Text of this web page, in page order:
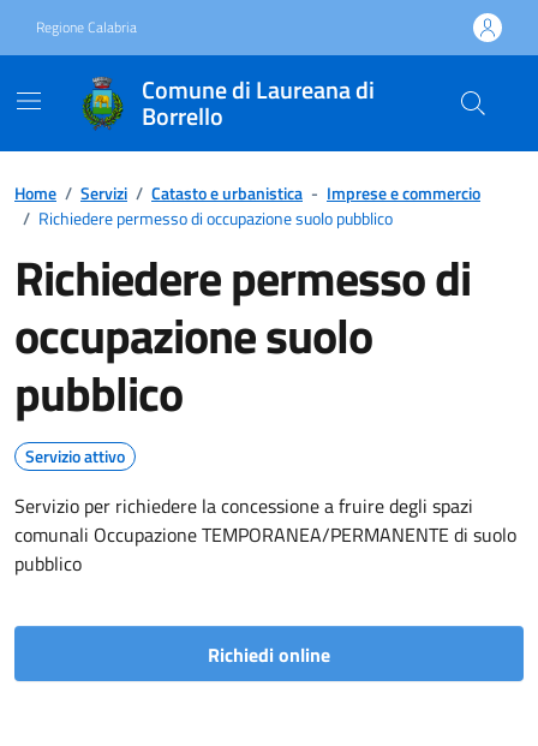
Regione Calabria
Comune di Laureana di
Borrello
Home / Servizi / Catasto e urbanistica - Imprese e commercio
/ Richiedere permesso di occupazione suolo pubblico
Richiedere permesso di
occupazione suolo
pubblico
Servizio attivo
Servizio per richiedere la concessione a fruire degli spazi
comunali Occupazione TEMPORANEA/PERMANENTE di suolo
pubblico
Richiedi online